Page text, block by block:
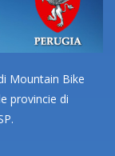
Mountain Bike
provincie di